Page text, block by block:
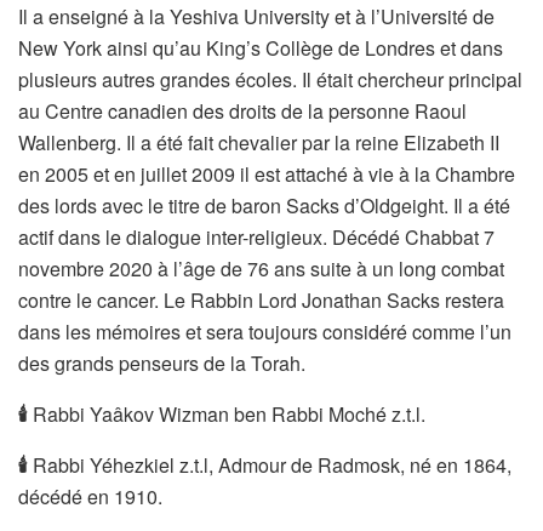
Il a enseigné à la Yeshiva University et à l’Université de
New York ainsi qu’au King’s Collège de Londres et dans
plusieurs autres grandes écoles. Il était chercheur principal
au Centre canadien des droits de la personne Raoul
Wallenberg. Il a été fait chevalier par la reine Elizabeth II
en 2005 et en juillet 2009 il est attaché à vie à la Chambre
des lords avec le titre de baron Sacks d’Oldgeight. Il a été
actif dans le dialogue inter-religieux. Décédé Chabbat 7
novembre 2020 à l’âge de 76 ans suite à un long combat
contre le cancer. Le Rabbin Lord Jonathan Sacks restera
dans les mémoires et sera toujours considéré comme l’un
des grands penseurs de la Torah.
🕯 Rabbi Yaâkov Wizman ben Rabbi Moché z.t.l.
🕯 Rabbi Yéhezkiel z.t.l, Admour de Radmosk, né en 1864,
décédé en 1910.